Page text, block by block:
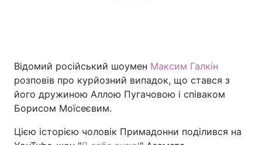
Відомий російський шоумен Максим Галкін
розповів про курйозний випадок, що стався з
його дружиною Аллою Пугачовою і співаком
Борисом Моїсеєвим.
Цією історією чоловік Примадонни поділився на